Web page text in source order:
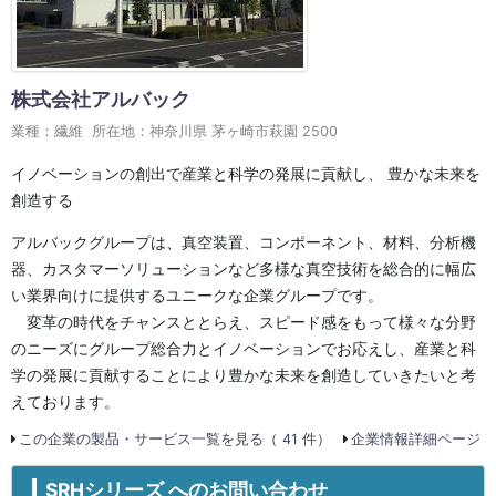
株式会社アルバック
業種：繊維 所在地：神奈川県 茅ヶ崎市萩園 2500
イノベーションの創出で産業と科学の発展に貢献し、 豊かな未来を
創造する
アルバックグループは、真空装置、コンポーネント、材料、分析機
器、カスタマーソリューションなど多様な真空技術を総合的に幅広
い業界向けに提供するユニークな企業グループです。
変革の時代をチャンスととらえ、スピード感をもって様々な分野
のニーズにグループ総合力とイノベーションでお応えし、産業と科
学の発展に貢献することにより豊かな未来を創造していきたいと考
えております。
この企業の製品・サービス一覧を見る（ 41 件） 企業情報詳細ページ
SRHシリーズ へのお問い合わせ